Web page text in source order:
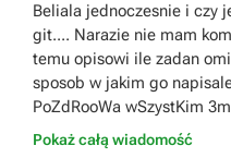
Beliala jednoczesnie i czy
git.... Narazie nie mam
temu opisowi ile zadan
sposob w jakim go
PoZdRooWa wSzystKim
Pokaż całą wiadomość